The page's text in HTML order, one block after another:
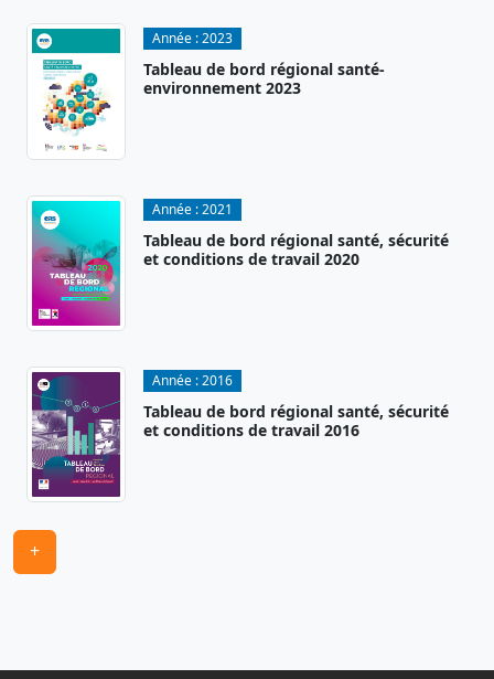
Année :2023
Tableau de bord régional santé-
environnement 2023
Année :2021
Tableau de bord régional santé, sécurité
et conditions de travail 2020
Année :2016
Tableau de bord régional santé, sécurité
et conditions de travail 2016
+